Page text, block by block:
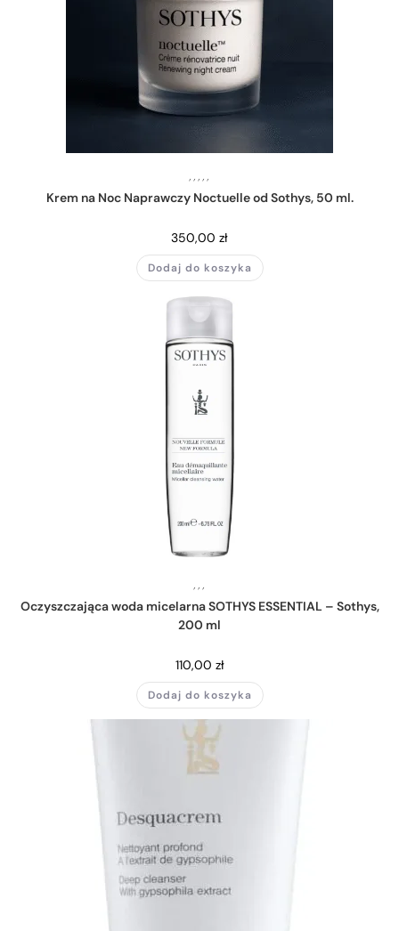
,,,,,
Krem na Noc Naprawczy Noctuelle od Sothys, 50 ml.
350,00 zł
Dodaj do koszyka
, , ,
Oczyszczająca woda micelarna SOTHYS ESSENTIAL – Sothys,
200 ml
110,00 zł
Dodaj do koszyka